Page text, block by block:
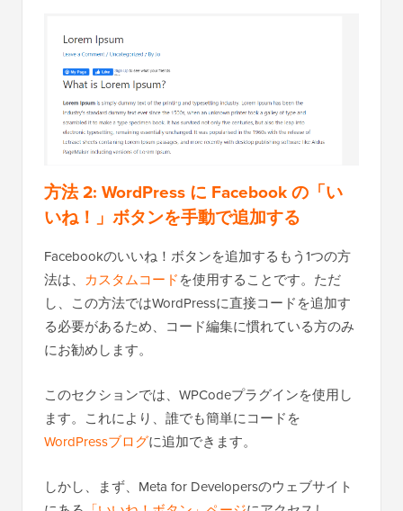
方法 2: WordPress に Facebook の「い
いね！」ボタンを手動で追加する
Facebookのいいね！ボタンを追加するもう1つの方
法は、 カスタムコードを使用することです。ただ
し、この方法ではWordPressに直接コードを追加す
る必要があるため、コード編集に慣れている方のみ
にお勧めします。
このセクションでは、WPCodeプラグインを使用し
ます。これにより、誰でも簡単にコードを
WordPressブログに追加できます。
しかし、まず、Meta for Developersのウェブサイト